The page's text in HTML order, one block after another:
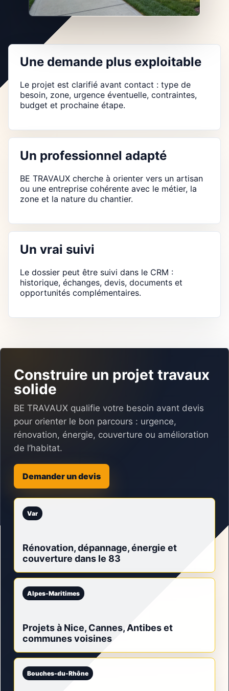
Une demande plus exploitable
Le projet est clarifié avant contact : type de
besoin, zone, urgence éventuelle, contraintes,
budget et prochaine étape.
Un professionnel adapté
BE TRAVAUX cherche à orienter vers un artisan
ou une entreprise cohérente avec le métier, la
zone et la nature du chantier.
Un vrai suivi
Le dossier peut être suivi dans le CRM :
historique, échanges, devis, documents et
opportunités complémentaires.
Construire un projet travaux
solide
BE TRAVAUX qualifie votre besoin avant devis
pour orienter le bon parcours : urgence,
rénovation, énergie, couverture ou amélioration
de l’habitat.
Demander un devis
Var
Rénovation, dépannage, énergie et
couverture dans le 83
Alpes-Maritimes
Projets à Nice, Cannes, Antibes et
communes voisines
Bouches-du-Rhône